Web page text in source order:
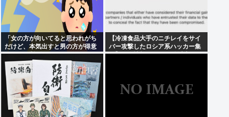
「女の方が向いてると思われがち
だけど、本気出すと男の方が得意
なこと」挙げてけ
【冷凍食品大手のニチレイをサイ
バー攻撃したロシア系ハッカー集
団】個人情報など20万件以上のフ